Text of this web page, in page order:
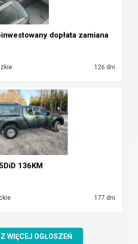
dopłata zamiana
126 dni
136KM
177 dni
WIĘCEJ OGŁOSZEŃ